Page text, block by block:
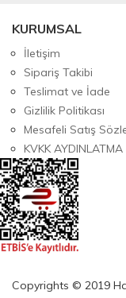
KURUMSAL
İletişim
Sipariş Takibi
Teslimat ve İade
Gizlilik Politikası
Mesafeli Satış
KVKK AYDINLATMA
Copyrights © 2019